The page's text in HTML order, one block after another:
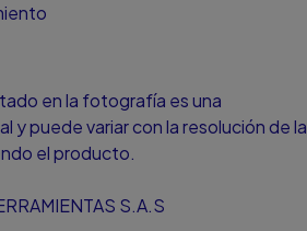
en la fotografía es una
y puede variar con la resolución de la
el producto.
S.A.S